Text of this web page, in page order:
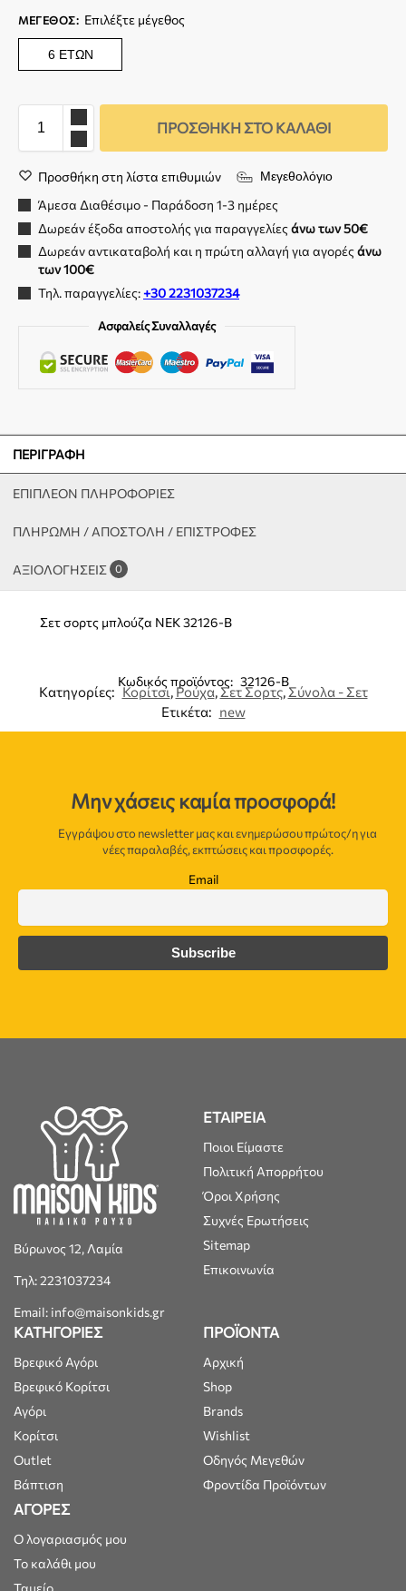
ΜΈΓΕΘΟΣ: Επιλέξτε μέγεθος
6 ΕΤΏΝ
ΠΡΟΣΘΉΚΗ ΣΤΟ ΚΑΛΆΘΙ
Προσθήκη στη λίστα επιθυμιών Μεγεθολόγιο
Άμεσα Διαθέσιμο - Παράδοση 1-3 ημέρες
Δωρεάν έξοδα αποστολής για παραγγελίεςάνω των 50€
Δωρεάν αντικαταβολή και η πρώτη αλλαγή για αγορέςάνω
των 100€
Τηλ. παραγγελίες:+30 2231037234
Ασφαλείς Συναλλαγές
ΠΕΡΙΓΡΑΦΉ
ΕΠΙΠΛΈΟΝ ΠΛΗΡΟΦΟΡΊΕΣ
ΠΛΗΡΩΜΗ / ΑΠΟΣΤΟΛΗ / ΕΠΙΣΤΡΟΦΕΣ
ΑΞΙΟΛΟΓΉΣΕΙΣ 0
Σετ σορτς μπλούζα NEK 32126-B
Κωδικός προϊόντος: 32126-B
Κατηγορίες: Κορίτσι,Ρούχα,Σετ Σορτς,Σύνολα - Σετ
Ετικέτα: new
Μην χάσεις καμία προσφορά!
Εγγράψου στο newsletter μας και ενημερώσου πρώτος/η για
νέες παραλαβές, εκπτώσεις και προσφορές.
Email
Βύρωνος 12, Λαμία
Τηλ: 2231037234
Email: info@maisonkids.gr
ΕΤΑΙΡΕΙΑ
Ποιοι Είμαστε
Πολιτική Απορρήτου
Όροι Χρήσης
Συχνές Ερωτήσεις
Sitemap
Επικοινωνία
ΚΑΤΗΓΟΡΙΕΣ
Βρεφικό Αγόρι
Βρεφικό Κορίτσι
Αγόρι
Κορίτσι
Outlet
Βάπτιση
ΠΡΟΪΟΝΤΑ
Αρχική
Shop
Brands
Wishlist
Οδηγός Μεγεθών
Φροντίδα Προϊόντων
ΑΓΟΡΕΣ
Ο λογαριασμός μου
Το καλάθι μου
Ταμείο